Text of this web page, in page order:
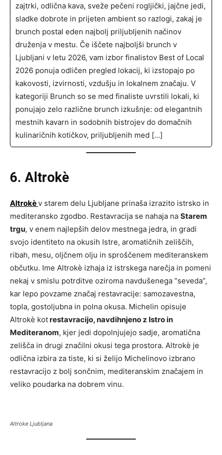
zajtrki, odlična kava, sveže pečeni rogljički, jajčne jedi,
sladke dobrote in prijeten ambient so razlogi, zakaj je
brunch postal eden najbolj priljubljenih načinov
druženja v mestu. Če iščete najboljši brunch v
Ljubljani v letu 2026, vam izbor finalistov Best of Local
2026 ponuja odličen pregled lokacij, ki izstopajo po
kakovosti, izvirnosti, vzdušju in lokalnem značaju. V
kategoriji Brunch so se med finaliste uvrstili lokali, ki
ponujajo zelo različne brunch izkušnje: od elegantnih
mestnih kavarn in sodobnih bistrojev do domačnih
kulinaričnih kotičkov, priljubljenih med […]
6. Altrokè
Altrokèv starem delu Ljubljane prinaša izrazito istrsko in
mediteransko zgodbo. Restavracija se nahaja na Starem
trgu, v enem najlepših delov mestnega jedra, in gradi
svojo identiteto na okusih Istre, aromatičnih zeliščih,
ribah, mesu, oljčnem olju in sproščenem mediteranskem
občutku. Ime Altrokè izhaja iz istrskega narečja in pomeni
nekaj v smislu potrditve oziroma navdušenega “seveda”,
kar lepo povzame značaj restavracije: samozavestna,
topla, gostoljubna in polna okusa. Michelin opisuje
Altrokè kotrestavracijo, navdihnjeno z Istro in
Mediteranom, kjer jedi dopolnjujejo sadje, aromatična
zelišča in drugi značilni okusi tega prostora. Altrokè je
odlična izbira za tiste, ki si želijo Michelinovo izbrano
restavracijo z bolj sončnim, mediteranskim značajem in
veliko poudarka na dobrem vinu.
Altroke Ljubljana